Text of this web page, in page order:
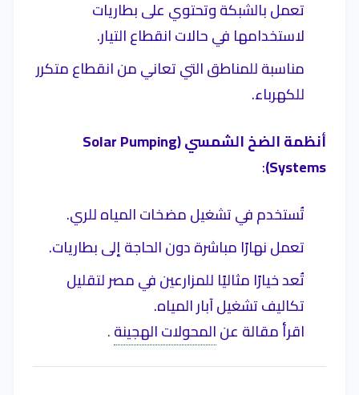
تعمل بالشبكة وتحتوي على بطاريات
لاستخدامها في حالات انقطاع التيار.
مناسبة للمناطق التي تعاني من انقطاع متكرر
للكهرباء.
أنظمة الضخ الشمسي (Solar Pumping
Systems)
:
تُستخدم في تشغيل مضخات المياه للري.
تعمل نهارًا مباشرة دون الحاجة إلى بطاريات.
تُعد خيارًا مثاليًا للمزارعين في مصر لتقليل
تكاليف تشغيل آبار المياه.
اقرأ مقالة عنالمحولات الهجينة.